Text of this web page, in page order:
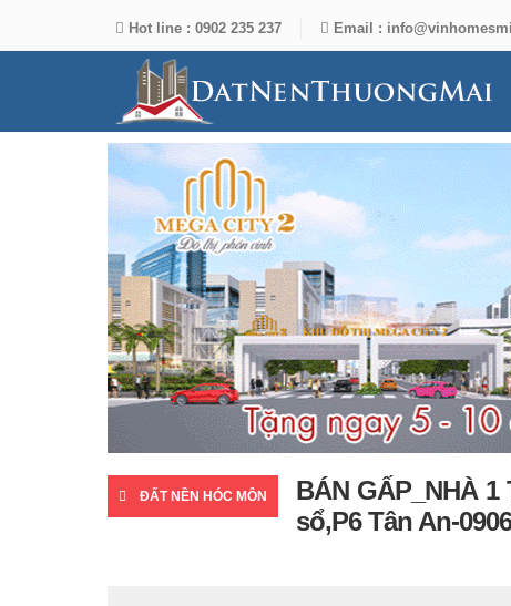
Hot line : 0902 235 237 Email :
ĐẤT NỀN HÓC MÔN
BÁN GẤP_NHÀ
sổ,P6 Tân An-